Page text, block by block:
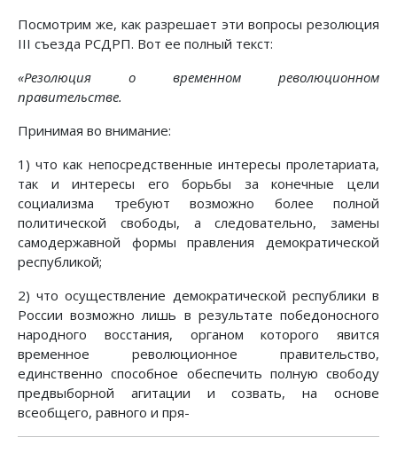
Посмотрим же, как разрешает эти вопросы резолюция
III съезда РСДРП. Вот ее полный текст:
«Резолюция о временном революционном
правительстве.
Принимая во внимание:
1) что как непосредственные интересы пролетариата,
так и интересы его борьбы за конечные цели
социализма требуют возможно более полной
политической свободы, а следовательно, замены
самодержавной формы правления демократической
республикой;
2) что осуществление демократической республики в
России возможно лишь в результате победоносного
народного восстания, органом которого явится
временное революционное правительство,
единственно способное обеспечить полную свободу
предвыборной агитации и созвать, на основе
всеобщего, равного и пря-